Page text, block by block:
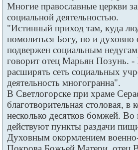
Многие православные церкви
социальной деятельностью.
"Истинный приход там, куда
помолиться Богу, но и духовно
подвержен социальным
говорит отец Марьян Позунь. -
расширять сеть социальных
деятельность многогранна".
В Светлогорске при храме
благотворительная столовая,
несколько десятков бомжей.
действуют пункты раздачи
Духовным окормлением